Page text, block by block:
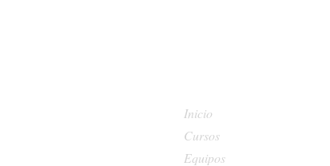
Inicio
Cursos
Equipos